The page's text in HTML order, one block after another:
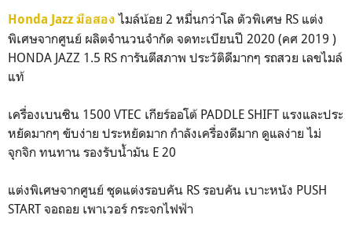
Honda Jazz มือสอง ไมล์น้อย 2 หมื่นกว่าโล ตัวพิเศษ RS แต่ง
พิเศษจากศูนย์ ผลิตจำนวนจำกัด จดทะเบียนปี 2020 (คศ 2019 )
HONDA JAZZ 1.5 RS การันตีสภาพ ประวัติดีมากๆ รถสวย เลขไมล์
แท้
เครื่องเบนซิน 1500 VTEC เกียร์ออโต้ PADDLE SHIFT แรงและประ
หยัดมากๆ ขับง่าย ประหยัดมาก กำลังเครื่องดีมาก ดูแลง่าย ไม่
จุกจิก ทนทาน รองรับน้ำมัน E 20
แต่งพิเศษจากศูนย์ ชุดแต่งรอบคัน RS รอบคัน เบาะหนัง PUSH
START จอถอย เพาเวอร์ กระจกไฟฟ้า